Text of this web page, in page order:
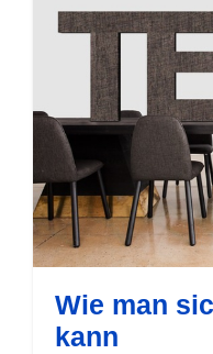
Wie man
kann